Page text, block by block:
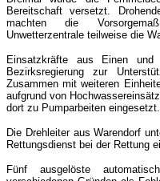
Bereitschaft versetzt.
machten die
Unwetterzentrale teilweise die
Einsatzkräfte aus Einen und
Bezirksregierung zur
Zusammen mit weiteren
aufgrund von
dort zu Pumparbeiten eingesetzt.
Die Drehleiter aus Warendorf
Rettungsdienst bei der Rettung
Fünf ausgelöste